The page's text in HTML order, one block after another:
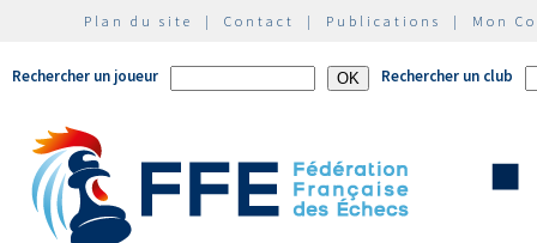
Plan du site | Contact | Publications | Mon
Rechercher un joueur Rechercher un club